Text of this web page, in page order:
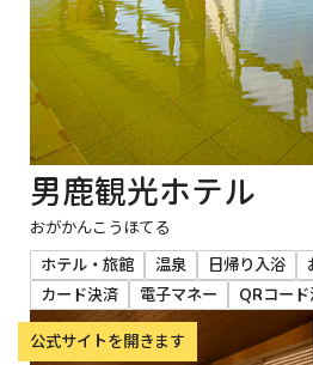
男鹿観光ホテル
おがかんこうほてる
ホテル・旅館
温泉 日帰り入浴
カード決済
電子マネー QRコード